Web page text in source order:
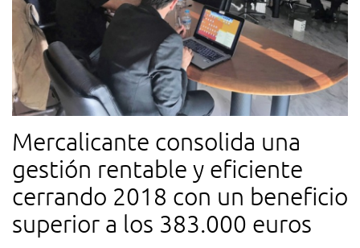
Mercalicante consolida una
gestión rentable y eficiente
cerrando 2018 con un beneficio
superior a los 383.000 euros